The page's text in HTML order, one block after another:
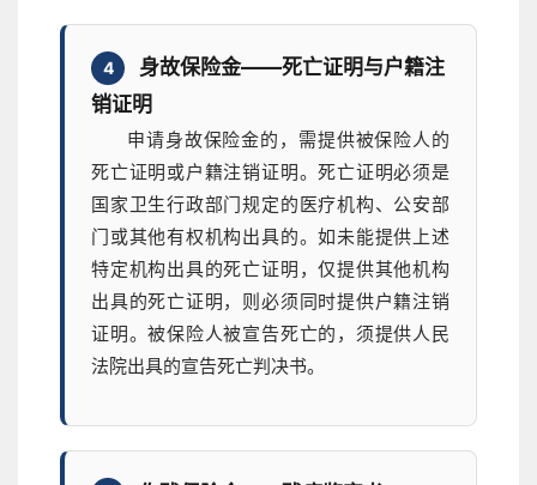
4
身故保险金——死亡证明与户籍注
销证明
申请身故保险金的，需提供被保险人的
死亡证明或户籍注销证明。死亡证明必须是
国家卫生行政部门规定的医疗机构、公安部
门或其他有权机构出具的。如未能提供上述
特定机构出具的死亡证明，仅提供其他机构
出具的死亡证明，则必须同时提供户籍注销
证明。被保险人被宣告死亡的，须提供人民
法院出具的宣告死亡判决书。